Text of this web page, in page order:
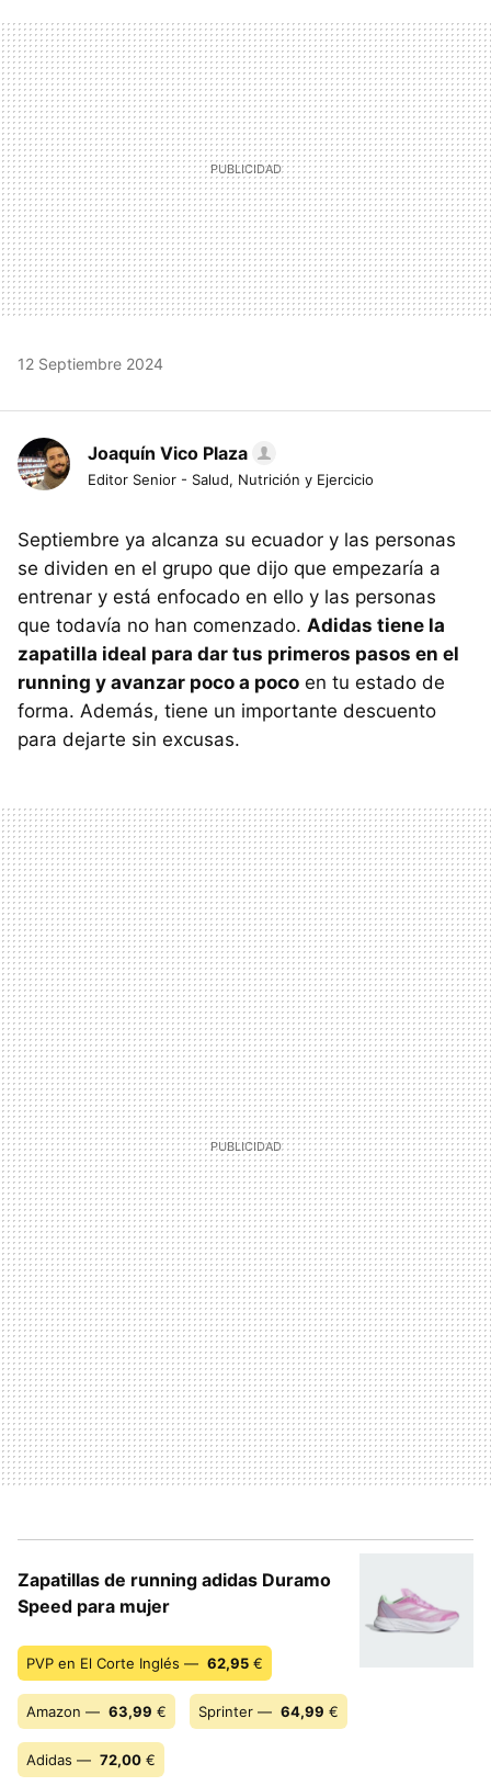
MAIL
12 Septiembre 2024
Joaquín Vico Plaza
Editor Senior - Salud, Nutrición y Ejercicio
Septiembre ya alcanza su ecuador y las personas
se dividen en el grupo que dijo que empezaría a
entrenar y está enfocado en ello y las personas
que todavía no han comenzado. Adidas tiene la
zapatilla ideal para dar tus primeros pasos en el
running y avanzar poco a poco en tu estado de
forma. Además, tiene un importante descuento
para dejarte sin excusas.
Zapatillas de running adidas Duramo
Speed para mujer
PVP en El Corte Inglés — 62,95 €
Amazon — 63,99 € Sprinter — 64,99 €
Adidas — 72,00 €